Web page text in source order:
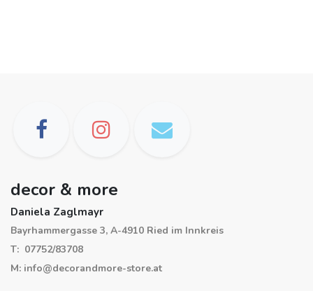
decor & more
Daniela Zaglmayr
Bayrhammergasse 3, A-4910 Ried im Innkreis
T: 07752/83708
M: info@decorandmore-store.at